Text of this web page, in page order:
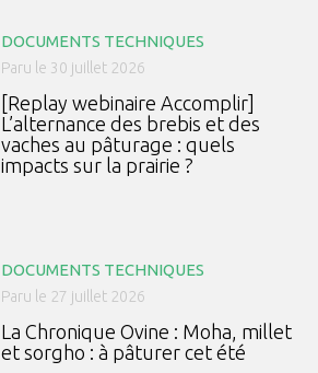
DOCUMENTS TECHNIQUES
Paru le 30 juillet 2026
[Replay webinaire Accomplir]
L’alternance des brebis et des
vaches au pâturage : quels
impacts sur la prairie ?
DOCUMENTS TECHNIQUES
Paru le 27 juillet 2026
La Chronique Ovine : Moha, millet
et sorgho : à pâturer cet été